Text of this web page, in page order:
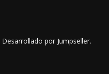
Desarrollado por Jumpseller.